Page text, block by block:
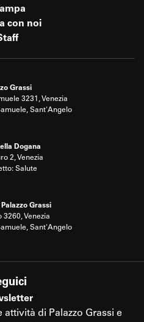
con noi
Grassi
3231, Venezia
Sant'Angelo
Dogana
2, Venezia
Salute
Grassi
3260, Venezia
Sant'Angelo
di Palazzo Grassi e